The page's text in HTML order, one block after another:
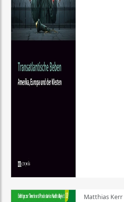
Matthias Kerr